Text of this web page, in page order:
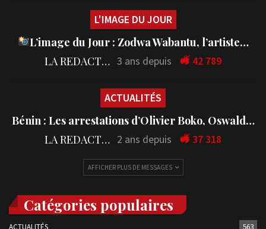
L'IMAGE DU JOUR
L’image du Jour : Zodwa Wabantu, l’artiste…
LA REDACTION 3 ans depuis 42 789
ACTUALITÉS
Bénin : Les arrestations d’Olivier Boko, Oswald…
LA REDACTION 2 ans depuis 37 318
AFFICHER PLUS DE MESSAGES
Catégories populaires
ACTUALITÉS 563